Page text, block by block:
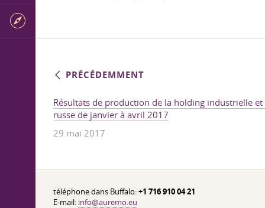
PRÉCÉDEMMENT
Résultats de production de la holding industrielle
russe de janvier à avril 2017
29 mai 2017
téléphone dans Buffalo:+1 716 910 04 21
E-mail: info@auremo.eu